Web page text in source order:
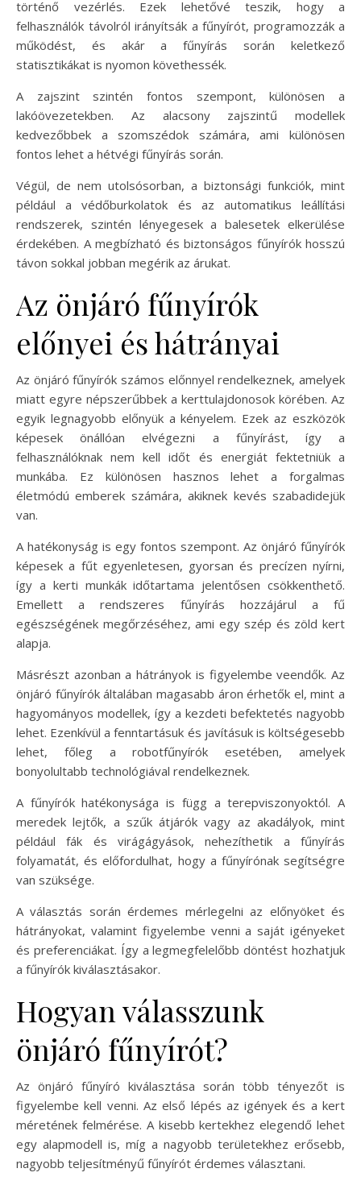
történő vezérlés. Ezek lehetővé teszik, hogy a
felhasználók távolról irányítsák a fűnyírót, programozzák a
működést, és akár a fűnyírás során keletkező
statisztikákat is nyomon követhessék.
A zajszint szintén fontos szempont, különösen a
lakóövezetekben. Az alacsony zajszintű modellek
kedvezőbbek a szomszédok számára, ami különösen
fontos lehet a hétvégi fűnyírás során.
Végül, de nem utolsósorban, a biztonsági funkciók, mint
például a védőburkolatok és az automatikus leállítási
rendszerek, szintén lényegesek a balesetek elkerülése
érdekében. A megbízható és biztonságos fűnyírók hosszú
távon sokkal jobban megérik az árukat.
Az önjáró fűnyírók
előnyei és hátrányai
Az önjáró fűnyírók számos előnnyel rendelkeznek, amelyek
miatt egyre népszerűbbek a kerttulajdonosok körében. Az
egyik legnagyobb előnyük a kényelem. Ezek az eszközök
képesek önállóan elvégezni a fűnyírást, így a
felhasználóknak nem kell időt és energiát fektetniük a
munkába. Ez különösen hasznos lehet a forgalmas
életmódú emberek számára, akiknek kevés szabadidejük
van.
A hatékonyság is egy fontos szempont. Az önjáró fűnyírók
képesek a fűt egyenletesen, gyorsan és precízen nyírni,
így a kerti munkák időtartama jelentősen csökkenthető.
Emellett a rendszeres fűnyírás hozzájárul a fű
egészségének megőrzéséhez, ami egy szép és zöld kert
alapja.
Másrészt azonban a hátrányok is figyelembe veendők. Az
önjáró fűnyírók általában magasabb áron érhetők el, mint a
hagyományos modellek, így a kezdeti befektetés nagyobb
lehet. Ezenkívül a fenntartásuk és javításuk is költségesebb
lehet, főleg a robotfűnyírók esetében, amelyek
bonyolultabb technológiával rendelkeznek.
A fűnyírók hatékonysága is függ a terepviszonyoktól. A
meredek lejtők, a szűk átjárók vagy az akadályok, mint
például fák és virágágyások, nehezíthetik a fűnyírás
folyamatát, és előfordulhat, hogy a fűnyírónak segítségre
van szüksége.
A választás során érdemes mérlegelni az előnyöket és
hátrányokat, valamint figyelembe venni a saját igényeket
és preferenciákat. Így a legmegfelelőbb döntést hozhatjuk
a fűnyírók kiválasztásakor.
Hogyan válasszunk
önjáró fűnyírót?
Az önjáró fűnyíró kiválasztása során több tényezőt is
figyelembe kell venni. Az első lépés az igények és a kert
méretének felmérése. A kisebb kertekhez elegendő lehet
egy alapmodell is, míg a nagyobb területekhez erősebb,
nagyobb teljesítményű fűnyírót érdemes választani.